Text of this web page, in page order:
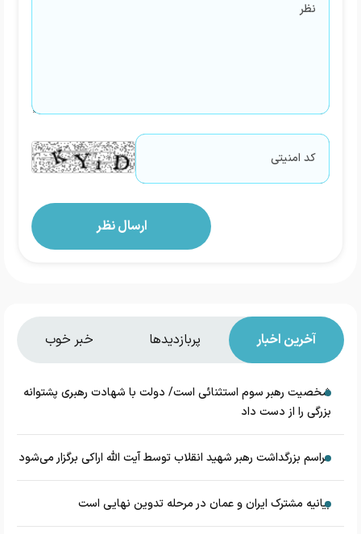
آخرین اخبار پربازدیدها خبر خوب
شخصیت رهبر سوم استثنائی است/ دولت با شهادت رهبری پشتوانه
بزرگی را از دست داد
مراسم بزرگداشت رهبر شهید انقلاب توسط آیت الله اراکی برگزار می‌شود
بیانیه مشترک ایران و عمان در مرحله تدوین نهایی است